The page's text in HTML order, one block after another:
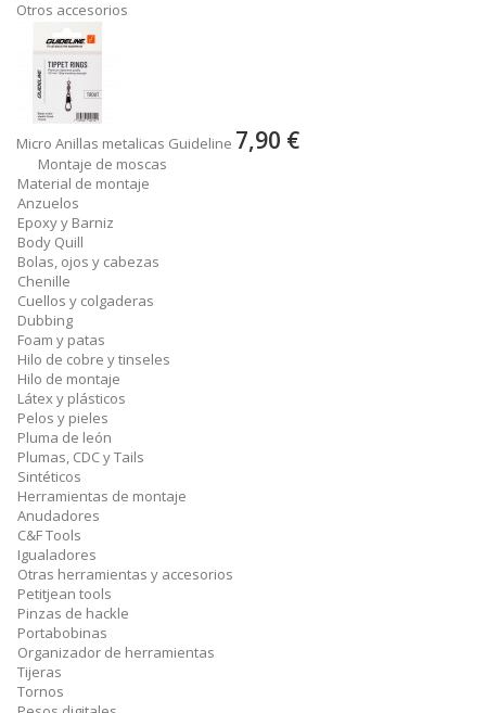
Otros accesorios
Micro Anillas metalicas Guideline 7,90 €
Montaje de moscas
Material de montaje
Anzuelos
Epoxy y Barniz
Body Quill
Bolas, ojos y cabezas
Chenille
Cuellos y colgaderas
Dubbing
Foam y patas
Hilo de cobre y tinseles
Hilo de montaje
Látex y plásticos
Pelos y pieles
Pluma de león
Plumas, CDC y Tails
Sintéticos
Herramientas de montaje
Anudadores
C&F Tools
Igualadores
Otras herramientas y accesorios
Petitjean tools
Pinzas de hackle
Portabobinas
Organizador de herramientas
Tijeras
Tornos